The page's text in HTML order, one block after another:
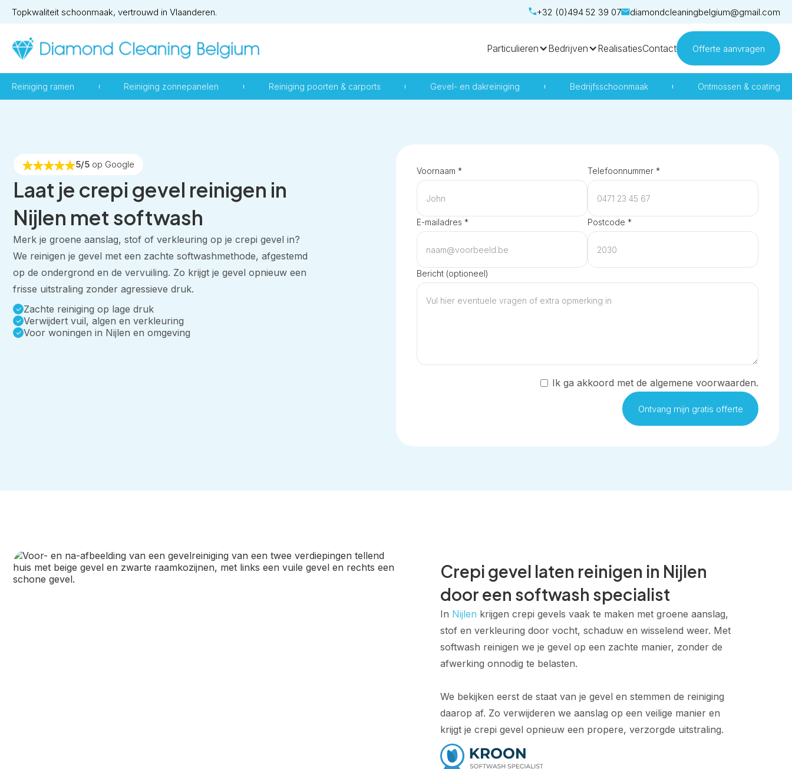
Topkwaliteit schoonmaak, vertrouwd in Vlaanderen. +32 (0)494 52 39 07 diamondcleaningbelgium@gmail.com
Particulieren Bedrijven RealisatiesContact Offerte aanvragen
Reiniging ramen Reiniging zonnepanelen Reiniging poorten & carports Gevel- en dakreiniging Bedrijfsschoonmaak Ontmossen & coating
5/5 op Google
Laat je crepi gevel reinigen in
Nijlen met softwash
Merk je groene aanslag, stof of verkleuring op je crepi gevel in?
We reinigen je gevel met een zachte softwashmethode, afgestemd
op de ondergrond en de vervuiling. Zo krijgt je gevel opnieuw een
frisse uitstraling zonder agressieve druk.
Zachte reiniging op lage druk
Verwijdert vuil, algen en verkleuring
Voor woningen in Nijlen en omgeving
Voornaam * Telefoonnummer *
E-mailadres * Postcode *
Bericht (optioneel)
Ik ga akkoord met de algemene voorwaarden.
Crepi gevel laten reinigen in Nijlen
door een softwash specialist
In Nijlen krijgen crepi gevels vaak te maken met groene aanslag,
stof en verkleuring door vocht, schaduw en wisselend weer. Met
softwash reinigen we je gevel op een zachte manier, zonder de
afwerking onnodig te belasten.
We bekijken eerst de staat van je gevel en stemmen de reiniging
daarop af. Zo verwijderen we aanslag op een veilige manier en
krijgt je crepi gevel opnieuw een propere, verzorgde uitstraling.